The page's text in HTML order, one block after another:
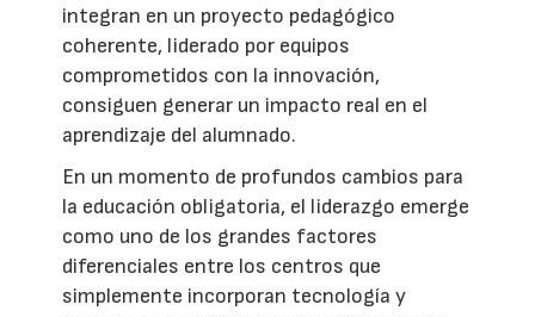
integran en un proyecto pedagógico
coherente, liderado por equipos
comprometidos con la innovación,
consiguen generar un impacto real en el
aprendizaje del alumnado.
En un momento de profundos cambios para
la educación obligatoria, el liderazgo emerge
como uno de los grandes factores
diferenciales entre los centros que
simplemente incorporan tecnología y